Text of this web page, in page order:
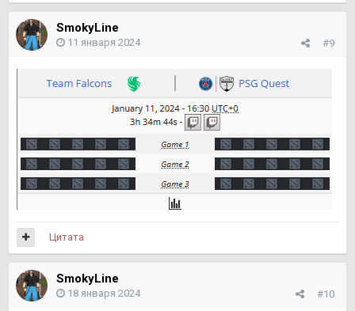
SmokyLine
#9
11 января 2024
Цитата
SmokyLine
#10
18 января 2024